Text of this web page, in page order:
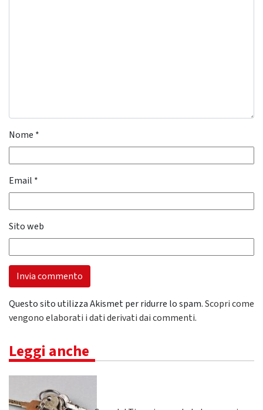
Nome *
Email *
Sito web
Questo sito utilizza Akismet per ridurre lo spam.Scopri come
vengono elaborati i dati derivati dai commenti.
Leggi anche